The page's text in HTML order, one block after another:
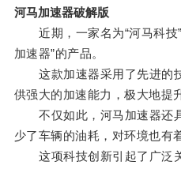
河马加速器破解版
近期，一家名为“河马科技”
加速器”的产品。
这款加速器采用了先进的
供强大的加速能力，极大地提
不仅如此，河马加速器还
少了车辆的油耗，对环境也有
这项科技创新引起了广泛